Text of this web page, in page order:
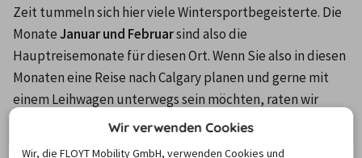
Zeit tummeln sich hier viele Wintersportbegeisterte. Die
Monate Januar und Februar sind also die
Hauptreisemonate für diesen Ort. Wenn Sie also in diesen
Monaten eine Reise nach Calgary planen und gerne mit
einem Leihwagen unterwegs sein möchten, raten wir
Ihnen, bereits rechtzeitig im Voraus eine Buchung bei
Wir verwenden Cookies
Wir, die FLOYT Mobility GmbH, verwenden Cookies und